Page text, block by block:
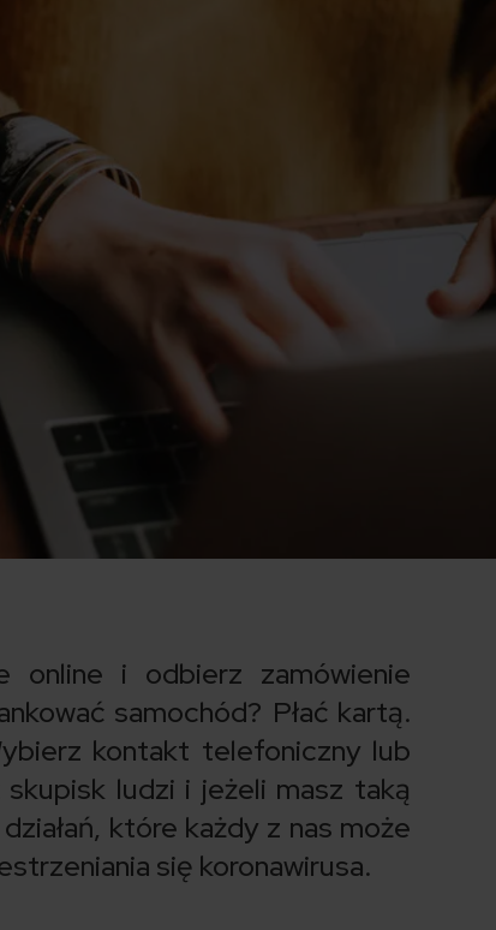
online i odbierz zamówienie
samochód? Płać kartą.
kontakt telefoniczny lub
ludzi i jeżeli masz taką
które każdy z nas może
się koronawirusa.